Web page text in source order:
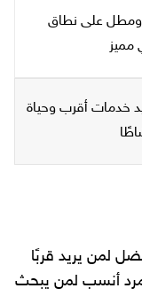
على نطاق
مميز
خدمات أقرب وحياة
لمن يريد قربًا
أنسب لمن يبحث